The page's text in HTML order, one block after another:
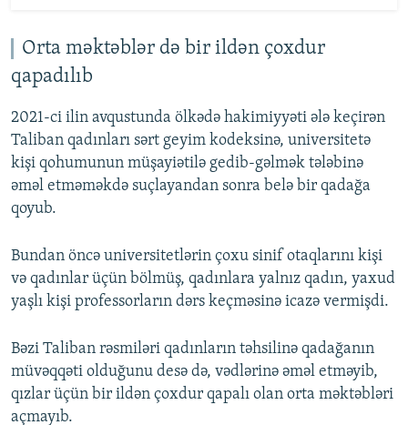
Orta məktəblər də bir ildən çoxdur
qapadılıb
2021-ci ilin avqustunda ölkədə hakimiyyəti ələ keçirən
Taliban qadınları sərt geyim kodeksinə, universitetə
kişi qohumunun müşayiətilə gedib-gəlmək tələbinə
əməl etməməkdə suçlayandan sonra belə bir qadağa
qoyub.
Bundan öncə universitetlərin çoxu sinif otaqlarını kişi
və qadınlar üçün bölmüş, qadınlara yalnız qadın, yaxud
yaşlı kişi professorların dərs keçməsinə icazə vermişdi.
Bəzi Taliban rəsmiləri qadınların təhsilinə qadağanın
müvəqqəti olduğunu desə də, vədlərinə əməl etməyib,
qızlar üçün bir ildən çoxdur qapalı olan orta məktəbləri
açmayıb.